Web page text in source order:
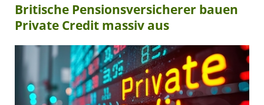
Britische Pensionsversicherer bauen
Private Credit massiv aus